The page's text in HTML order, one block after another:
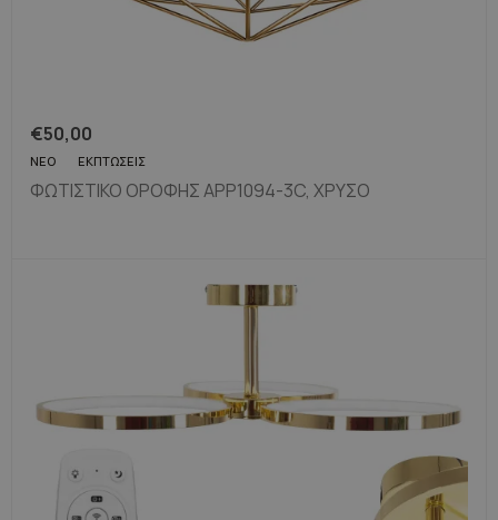
€50,00
ΝΈΟ ΕΚΠΤΏΣΕΙΣ
ΦΩΤΙΣΤΙΚΌ ΟΡΟΦΉΣ APP1094-3C, ΧΡΥΣΌ